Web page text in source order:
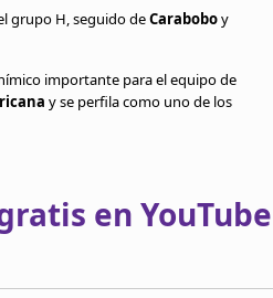
grupo H, seguido deCaraboboy
importante para el equipo de
y se perfila como uno de los
en YouTube